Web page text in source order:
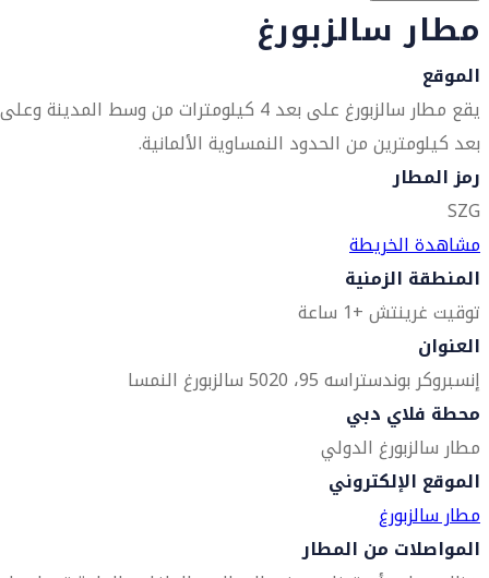
مطار سالزبورغ
الموقع
يقع مطار سالزبورغ على بعد 4 كيلومترات من وسط المدينة وعلى
بعد كيلومترين من الحدود النمساوية الألمانية.
رمز المطار
SZG
مشاهدة الخريطة
المنطقة الزمنية
توقيت غرينتش +1 ساعة
العنوان
إنسبروكر بوندستراسه 95، 5020
سالزبورغ النمسا
محطة فلاي دبي
مطار سالزبورغ الدولي
الموقع الإلكتروني
مطار سالزبورغ
المواصلات من المطار